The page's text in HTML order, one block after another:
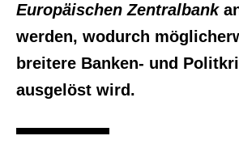
Europäischen Zentralbank
werden, wodurch
breitere Banken- und
ausgelöst wird.